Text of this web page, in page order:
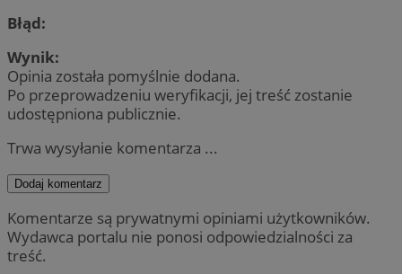
Błąd:
Wynik:
Opinia została pomyślnie dodana.
Po przeprowadzeniu weryfikacji, jej treść zostanie
udostępniona publicznie.
Trwa wysyłanie komentarza ...
Dodaj komentarz
Komentarze są prywatnymi opiniami użytkowników.
Wydawca portalu nie ponosi odpowiedzialności za
treść.